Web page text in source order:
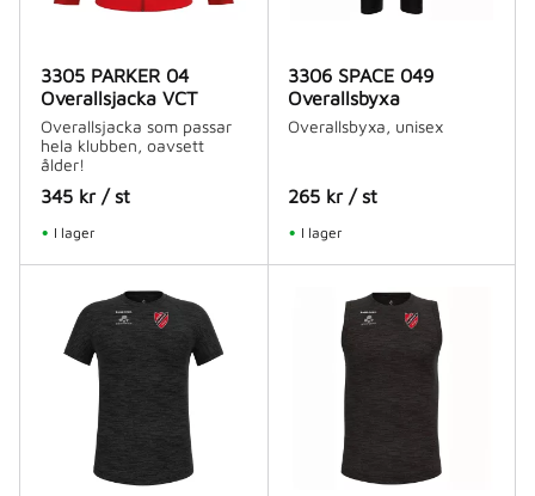
3305 PARKER 04
Overallsjacka VCT
Overallsjacka som passar
hela klubben, oavsett
ålder!
345kr /st
I lager
3306 SPACE 049
Overallsbyxa
Overallsbyxa, unisex
265 kr /st
I lager